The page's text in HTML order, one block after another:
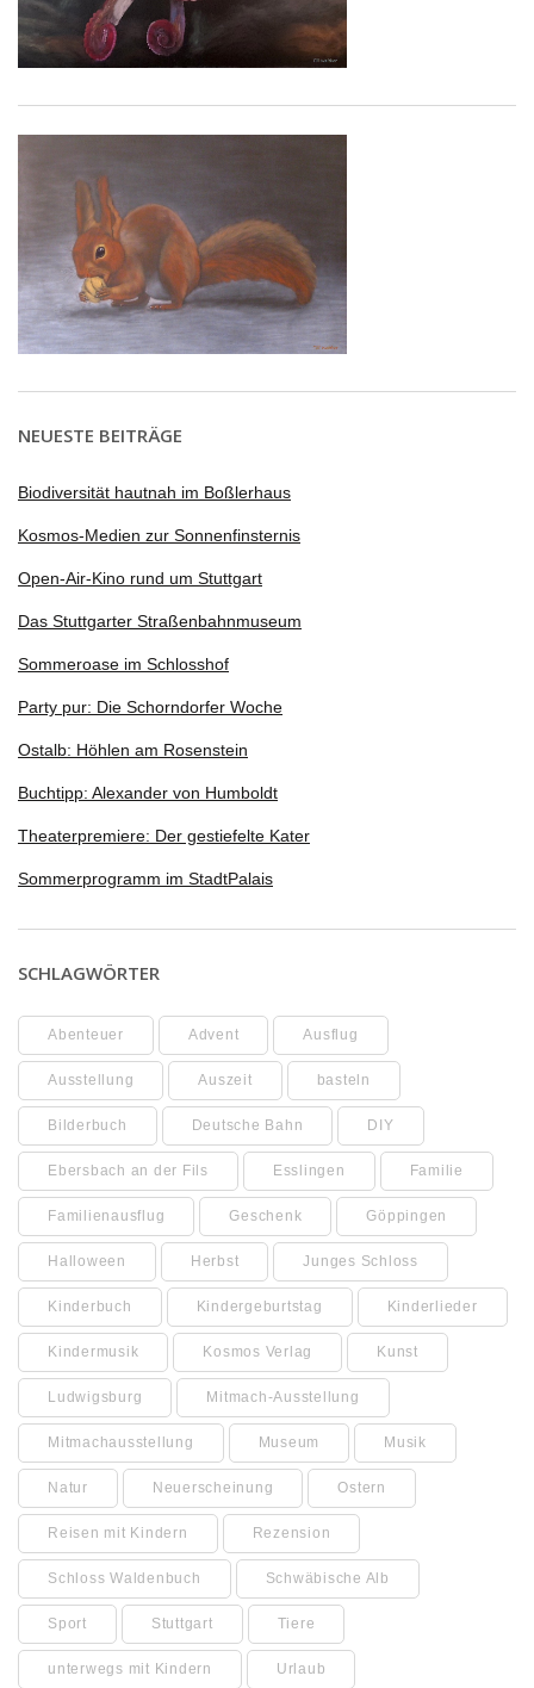
NEUESTE BEITRÄGE
Biodiversität hautnah im Boßlerhaus
Kosmos-Medien zur Sonnenfinsternis
Open-Air-Kino rund um Stuttgart
Das Stuttgarter Straßenbahnmuseum
Sommeroase im Schlosshof
Party pur: Die Schorndorfer Woche
Ostalb: Höhlen am Rosenstein
Buchtipp: Alexander von Humboldt
Theaterpremiere: Der gestiefelte Kater
Sommerprogramm im StadtPalais
SCHLAGWÖRTER
Abenteuer Advent Ausflug
Ausstellung Auszeit basteln
Bilderbuch Deutsche Bahn DIY
Ebersbach an der Fils Esslingen Familie
Familienausflug Geschenk Göppingen
Halloween Herbst Junges Schloss
Kinderbuch Kindergeburtstag Kinderlieder
Kindermusik Kosmos Verlag Kunst
Ludwigsburg Mitmach-Ausstellung
Mitmachausstellung Museum Musik
Natur Neuerscheinung Ostern
Reisen mit Kindern Rezension
Schloss Waldenbuch Schwäbische Alb
Sport Stuttgart Tiere
unterwegs mit Kindern Urlaub